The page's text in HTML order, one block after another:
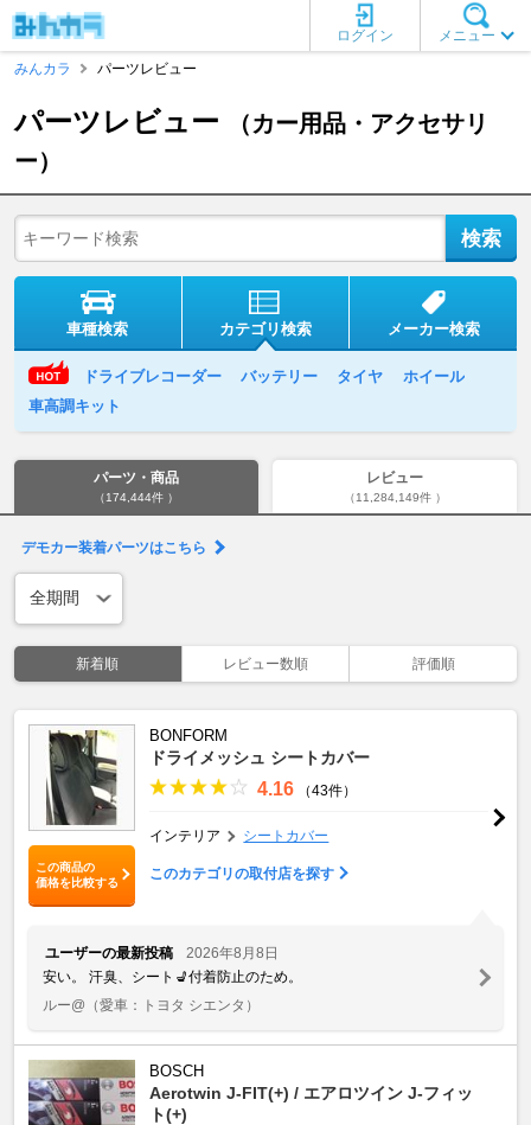
メニュー
ログイン
みんカラ
パーツレビュー
パーツレビュー
（カー用品・アクセサリ
ー）
車種検索 カテゴリ検索 メーカー検索
ドライブレコーダー バッテリー タイヤ
ホイール
車高調キット
パーツ・商品
（174,444件 ）
レビュー
（11,284,149件 ）
デモカー装着パーツはこちら
新着順 レビュー数順 評価順
この商品の
価格を比較する
BONFORM
ドライメッシュ シートカバー
4.16 （43件）
インテリア シートカバー
このカテゴリの取付店を探す
ユーザーの最新投稿
2026年8月8日
安い。 汗臭、シート💺付着防止のため。
ルー@ （愛車：トヨタ シエンタ）
BOSCH
Aerotwin J-FIT(+) / エアロツイン J-フィッ
ト(+)